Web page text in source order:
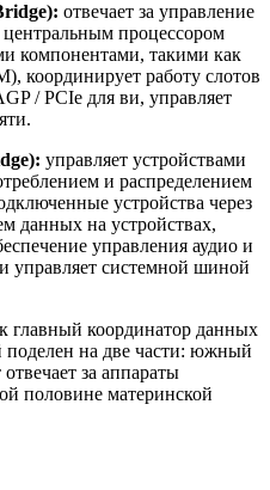
отвечает за управление
процессором
компонентами, такими как
координирует работу слотов
/ PCIe для ви, управляет
управляет устройствами
и распределением
устройства через
данных на устройствах,
управления аудио и
управляет системной шиной
главный координатор данных
поделен на две части: южный
за аппараты
половине материнской